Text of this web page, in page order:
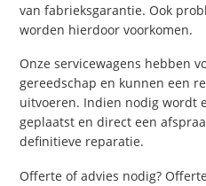
van fabrieksgarantie. Ook
worden hierdoor voorkomen.
Onze servicewagens hebben
gereedschap en kunnen een
uitvoeren. Indien nodig wordt
geplaatst en direct een
definitieve reparatie.
Offerte of advies nodig?